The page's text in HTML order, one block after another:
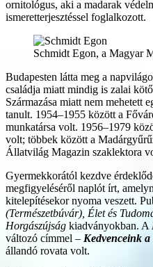
ornitológus, aki a madarak
ismeretterjesztéssel foglalkozott.
Schmidt Egon, a Magyar
Budapesten látta meg a
családja miatt mindig is zalai
Származása miatt nem mehetett
tanult. 1954–1955 között a
munkatársa volt. 1956–1979
volt; többek között a
Állatvilág Magazin szaklektora
Gyermekkorától kezdve
megfigyeléséről naplót írt,
kitelepítésekor nyoma veszett.
(Természetbúvár), Élet és
Horgászújság kiadványokban. A
változó címmel – Kedvenceink
állandó rovata volt.